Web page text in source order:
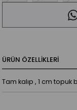
ÜRÜN ÖZELLIKLERI
Tam kalıp , 1 cm topuk